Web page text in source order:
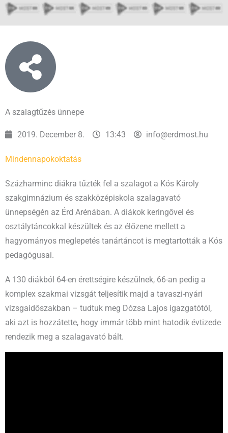
A szalagtűzés ünnepe
2019. December 8. 13:43 info@erdmost.hu
Mindennapokoktatás
Százharminc diákra tűzték fel a szalagot a Kós Károly
szakgimnázium és szakközépiskola szalagavató
ünnepségén az Érd Arénában. A diákok keringővel és
osztálytáncokkal készültek és az élőzene mellett a
hagyományos meglepetés tanártáncot is megtartották a Kós
pedagógusai.
A 130 diákból 64-en érettségire készülnek, 66-an pedig a
komplex szakmai vizsgát teljesítik majd a tavaszi-nyári
vizsgaidőszakban – tudtuk meg Dózsa Lajos igazgatótól,
aki azt is hozzátette, hogy immár több mint hatodik évtizede
rendezik meg a szalagavató bált.